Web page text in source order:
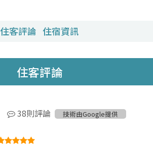
住客評論 住宿資訊
住客評論
38則評論 技術由Google提供